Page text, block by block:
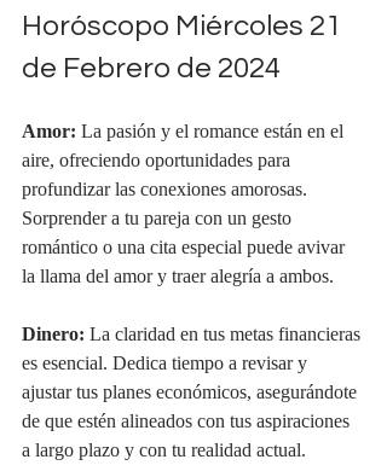
Horóscopo Miércoles 21
de Febrero de 2024
Amor: La pasión y el romance están en el
aire, ofreciendo oportunidades para
profundizar las conexiones amorosas.
Sorprender a tu pareja con un gesto
romántico o una cita especial puede avivar
la llama del amor y traer alegría a ambos.
Dinero: La claridad en tus metas financieras
es esencial. Dedica tiempo a revisar y
ajustar tus planes económicos, asegurándote
de que estén alineados con tus aspiraciones
a largo plazo y con tu realidad actual.